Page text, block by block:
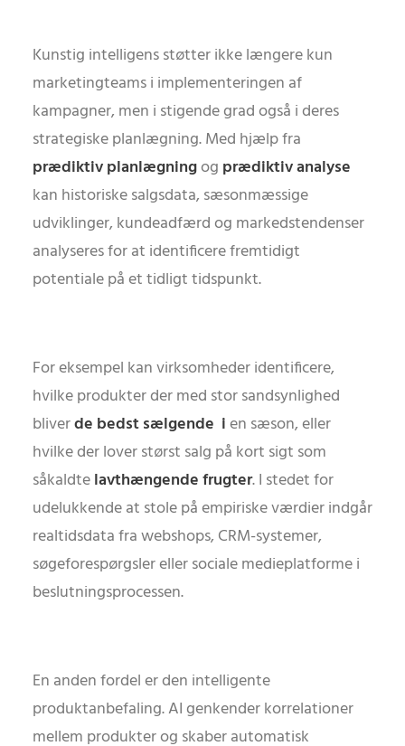
Kunstig intelligens støtter ikke længere kun
marketingteams i implementeringen af
kampagner, men i stigende grad også i deres
strategiske planlægning. Med hjælp fra
prædiktiv planlægningog prædiktiv analyse
kan historiske salgsdata, sæsonmæssige
udviklinger, kundeadfærd og markedstendenser
analyseres for at identificere fremtidigt
potentiale på et tidligt tidspunkt.
For eksempel kan virksomheder identificere,
hvilke produkter der med stor sandsynlighed
bliverde bedst sælgende ien sæson, eller
hvilke der lover størst salg på kort sigt som
såkaldtelavthængende frugter. I stedet for
udelukkende at stole på empiriske værdier indgår
realtidsdata fra webshops, CRM-systemer,
søgeforespørgsler eller sociale medieplatforme i
beslutningsprocessen.
En anden fordel er den intelligente
produktanbefaling. AI genkender korrelationer
mellem produkter og skaber automatisk